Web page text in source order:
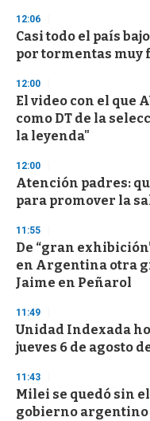
s
e
c
o
d
s
12:06
Casi todo el país
por tormentas muy
12:00
El video con el que
como DT de la
la leyenda"
12:00
Atención padres:
para promover la
11:55
De “gran
en Argentina otra
Jaime en Peñarol
11:49
Unidad Indexada
jueves 6 de agosto
11:43
Milei se quedó sin
gobierno argentino